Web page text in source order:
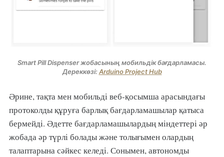
Smart Pill Dispenser жобасының мобильдік бағдарламасы.
Дереккөзі: Arduino Project Hub
Әрине, тақта мен мобильді веб-қосымша арасындағы
протоколды құруға барлық бағдарламашылар қатыса
бермейді. Әдетте бағдарламашылардың міндеттері әр
жобада әр түрлі болады және толығымен олардың
талаптарына сәйкес келеді. Сонымен, автономды